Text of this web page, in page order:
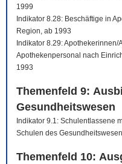
1999
Indikator 8.28: Beschäftige in
Region, ab 1993
Indikator 8.29:
Apothekenpersonal nach
1993
Themenfeld 9:
Gesundheitswesen
Indikator 9.1: Schulentlassene
Schulen des
Themenfeld 10: